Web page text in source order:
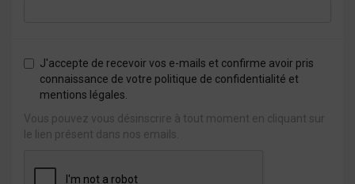
J'accepte de recevoir vos e-mails et confirme avoir pris
connaissance de votre politique de confidentialité et
mentions légales.
Vous pouvez vous désinscrire à tout moment en cliquant sur
le lien présent dans nos emails.